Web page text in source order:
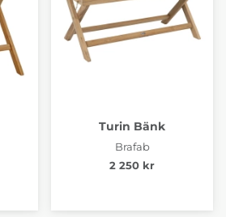
Turin Bänk
Brafab
2 250 kr